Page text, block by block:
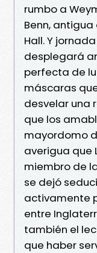
rumbo a
Benn,
Hall. Y
desplegará
perfecta de
máscaras
desvelar una
que los
mayordomo
averigua que
miembro de
se dejó
activamente
entre
también el
que haber